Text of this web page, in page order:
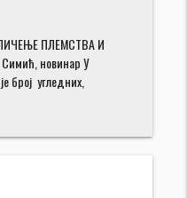
ПЛЕМСТВА И
новинар У
број угледних,